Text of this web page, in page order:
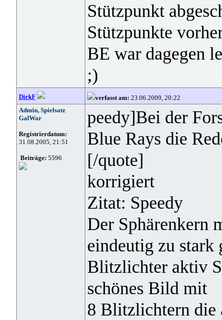
Stützpunkt
Stützpunkte
BE war dagegen
;)
DirkF verfasst am: 23.06.2009, 20:22
Admin, Spielsatz
GalWar
Registrierdatum:
31.08.2005, 21:51
Beiträge: 5596
peedy]Bei der
Blue Rays die
[/quote]
korrigiert
Zitat: Speedy
Der Sphärenkern
eindeutig zu stark
Blitzlichter aktiv
schönes Bild mit
8 Blitzlichtern die